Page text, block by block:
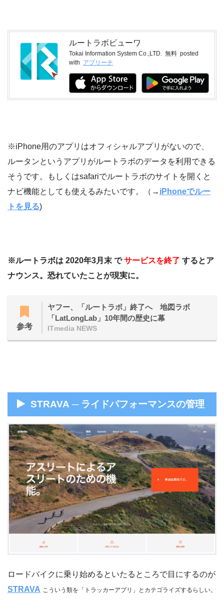
ルートラボビューワ
Tokai Information System Co.,LTD. 無料 posted
with アプリーチ
※iPhone用のアプリはオフィシャルアプリがないので、
ルータンというアプリがルートラボのデータを利用できる
そうです。もしくはsafariでルートラボのサイトを開くと
ナビ機能としても使えるみたいです。（→ iPhoneでルー
トを見る)
※ルートラボは 2020年3月末 でサービスを終了 するとア
ナウンス。恐れていたことが現実に。
参考
ヤフー、「ルートラボ」終了へ 地図ラボ
「LatLongLab」10年間の歴史に幕
ITmedia NEWS
STRAVA ─ ライドパフォーマンスの管理
ロードバイクに乗り始めるといたるところで目にするのが
STRAVA こういう類を「トラッカーアプリ」とカテゴライズするらしい。